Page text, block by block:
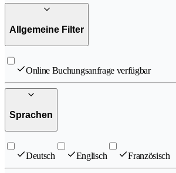
Allgemeine Filter
Online Buchungsanfrage verfügbar
Sprachen
Deutsch Englisch Französisch